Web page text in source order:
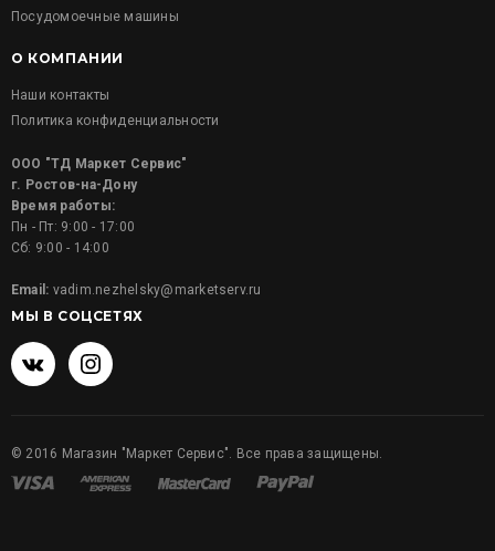
Посудомоечные машины
О КОМПАНИИ
Наши контакты
Политика конфиденциальности
ООО "ТД Маркет Сервис"
г. Ростов-на-Дону
Время работы:
Пн - Пт: 9:00 - 17:00
Сб: 9:00 - 14:00
Email: vadim.nezhelsky@marketserv.ru
МЫ В СОЦСЕТЯХ
© 2016 Магазин "Маркет Сервис". Все права защищены.